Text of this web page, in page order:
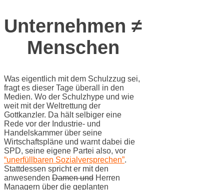
Unternehmen ≠
Menschen
Was eigentlich mit dem Schulzzug sei,
fragt es dieser Tage überall in den
Medien. Wo der Schulzhype und wie
weit mit der Weltrettung der
Gottkanzler. Da hält selbiger eine
Rede vor der Industrie- und
Handelskammer über seine
Wirtschaftspläne und warnt dabei die
SPD, seine eigene Partei also, vor
“unerfüllbaren Sozialversprechen”.
Stattdessen spricht er mit den
anwesenden Damen und Herren
Managern über die geplanten